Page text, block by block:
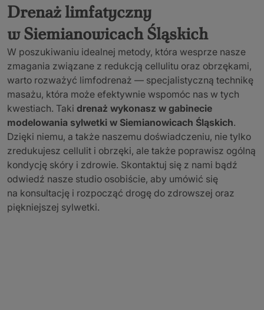
Drenaż limfatyczny
w Siemianowicach Śląskich
W poszukiwaniu idealnej metody, która wesprze nasze
zmagania związane z redukcją cellulitu oraz obrzękami,
warto rozważyć limfodrenaż — specjalistyczną technikę
masażu, która może efektywnie wspomóc nas w tych
kwestiach. Taki drenaż wykonasz w gabinecie
modelowania sylwetki w Siemianowicach Śląskich.
Dzięki niemu, a także naszemu doświadczeniu, nie tylko
zredukujesz cellulit i obrzęki, ale także poprawisz ogólną
kondycję skóry i zdrowie. Skontaktuj się z nami bądź
odwiedź nasze studio osobiście, aby umówić się
na konsultację i rozpocząć drogę do zdrowszej oraz
piękniejszej sylwetki.